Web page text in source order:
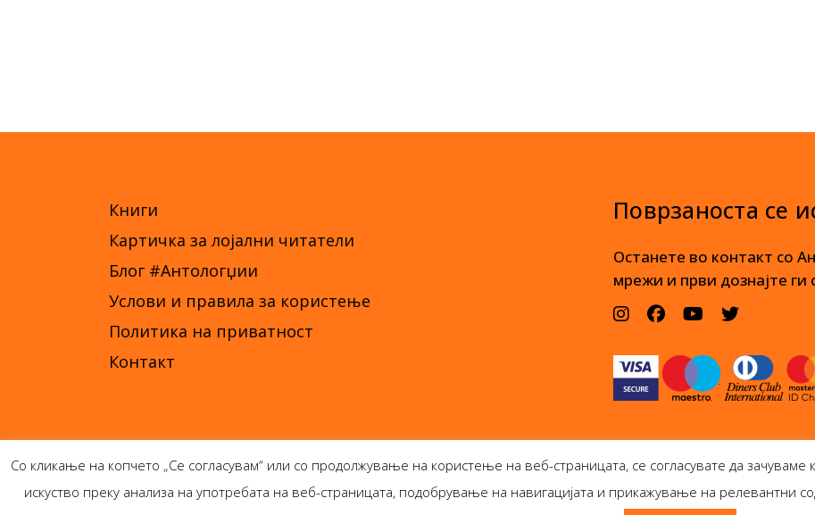
Книги
Картичка за лојални читатели
Блог #Антологџии
Услови и правила за користење
Политика на приватност
Контакт
Поврзаноста се
Останете во контакт со
мрежи и први дознајте ги
Антолог Боокс дооел Ѓорѓи Пулевски 29-лок. 1,
Со кликање на копчето „Се согласувам“ или со продолжување на користење на веб-страницата, се согласувате да
искуство преку анализа на употребата на веб-страницата, подобрување на навигацијата и прикажување на